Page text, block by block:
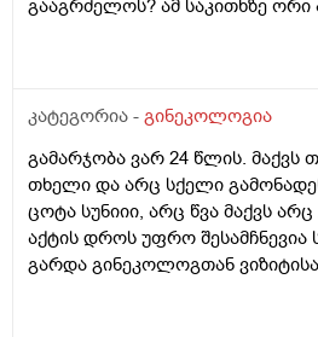
გააგრძელოს? ამ საკითხზე
ჰორმონჩანაცვლებითი
დაავადებებსა და ალცჰაიმერის
სიმსივნურ პროცესებს უწყობს
საკვერცხეები და
შეიძლება, მითხრათ_დიდი
გულისხმიერებისთვის!
კატეგორია - გინეკოლოგია
გამარჯობა ვარ 24 წლის.
თხელი და არც სქელი
ცოტა სუნიიი, არც წვა მაქვს
აქტის დროს უფრო შესამჩნევია
გარდა გინეკოლოგთან
მაინტერესებს პირიდან